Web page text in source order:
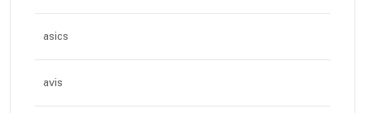
asics
avis